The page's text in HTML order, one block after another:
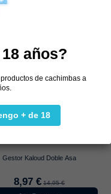
Gestor Kaloud Doble Asa
8,97 € 14,95 €
años?
de cachimbas a
+ de 18